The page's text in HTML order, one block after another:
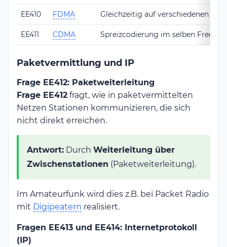
EE410 FDMA Gleichzeitig auf verschiedenen
EE411 CDMA Spreizcodierung im selben
Paketvermittlung und IP
Frage EE412: Paketweiterleitung
Frage EE412 fragt, wie in paketvermittelten
Netzen Stationen kommunizieren, die sich
nicht direkt erreichen.
Antwort: Durch Weiterleitung über
Zwischenstationen (Paketweiterleitung).
Im Amateurfunk wird dies z.B. bei Packet Radio
mit Digipeatern realisiert.
Fragen EE413 und EE414: Internetprotokoll
(IP)